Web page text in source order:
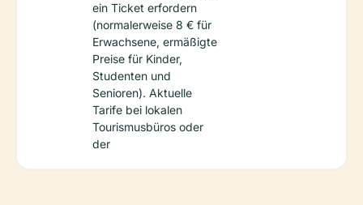
ein Ticket erfordern
(normalerweise 8 € für
Erwachsene, ermäßigte
Preise für Kinder,
Studenten und
Senioren). Aktuelle
Tarife bei lokalen
Tourismusbüros oder
der